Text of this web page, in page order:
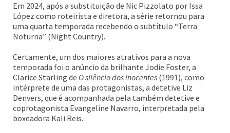
Em 2024, após a substituição de Nic Pizzolato por Issa
López como roteirista e diretora, a série retornou para
uma quarta temporada recebendo o subtítulo “Terra
Noturna” (Night Country).
Certamente, um dos maiores atrativos para a nova
temporada foi o anúncio da brilhante Jodie Foster, a
Clarice Starling de O silêncio dos inocentes (1991), como
intérprete de uma das protagonistas, a detetive Liz
Denvers, que é acompanhada pela também detetive e
coprotagonista Evangeline Navarro, interpretada pela
boxeadora Kali Reis.